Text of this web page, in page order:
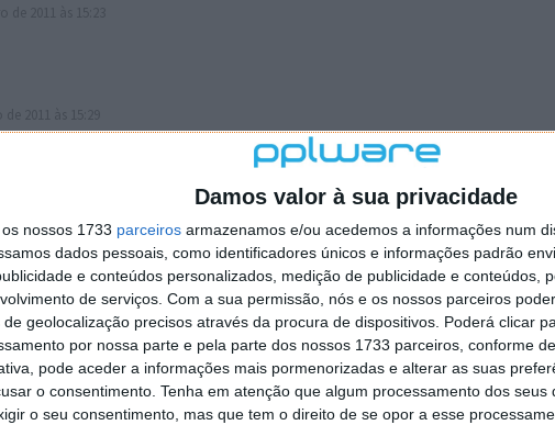
Damos valor à sua privacidade
nossos 1733 parceiros armazenamos e/ou acedemos a informações num
dados pessoais, como identificadores únicos e informações padrão
e conteúdos personalizados, medição de publicidade e conteúdos,
de serviços. Com a sua permissão, nós e os nossos parceiros
de geolocalização precisos através da procura de dispositivos. Poderá clicar
por nossa parte e pela parte dos nossos 1733 parceiros, conforme
pode aceder a informações mais pormenorizadas e alterar as suas
o consentimento. Tenha em atenção que algum processamento dos seus
o seu consentimento, mas que tem o direito de se opor a esse
que voltem cá este ano, pois nos 2 anteriores não tive hipótese de os ir ver.
do Alive guardado na minha box da TV.
mas sem dúvida excelente.
Fevereiro de 2011 às 17:46
pelo menos as últimas infos que tive deles é que acabaram no ano passado, num
Infelizmente também pertenço a esse grupo.
de 2011 às 17:20
” Easy ” do The Commodores , com uma qualidade impressionante.